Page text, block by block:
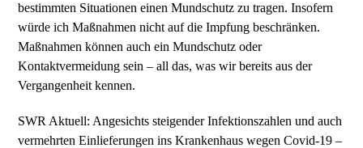
bestimmten Situationen einen Mundschutz zu tragen. Insofern
würde ich Maßnahmen nicht auf die Impfung beschränken.
Maßnahmen können auch ein Mundschutz oder
Kontaktvermeidung sein – all das, was wir bereits aus der
Vergangenheit kennen.
SWR Aktuell: Angesichts steigender Infektionszahlen und auch
vermehrten Einlieferungen ins Krankenhaus wegen Covid-19 –